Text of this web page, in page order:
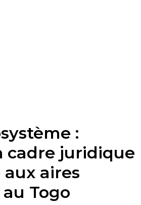
:
cadre juridique
aires
Togo